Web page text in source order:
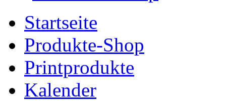
Startseite
Produkte-Shop
Printprodukte
Kalender